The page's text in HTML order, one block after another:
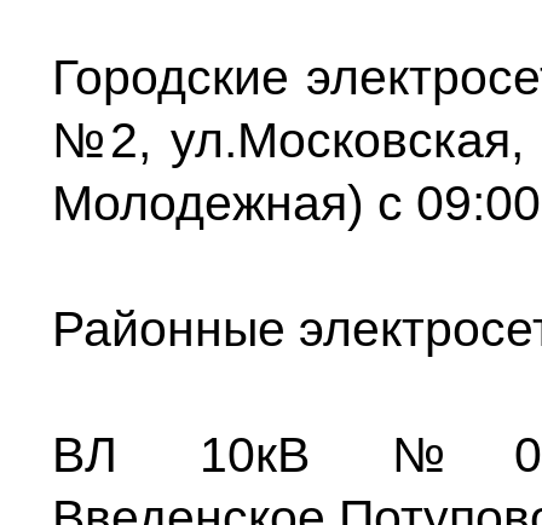
Городские
№2,
Молодежная) с
Районные
ВЛ 10кВ